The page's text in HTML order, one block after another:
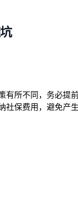
有所不同，务必提
社保费用，避免产生